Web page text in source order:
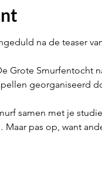
na de teaser
Grote
georganiseerd
samen met je
pas op, want